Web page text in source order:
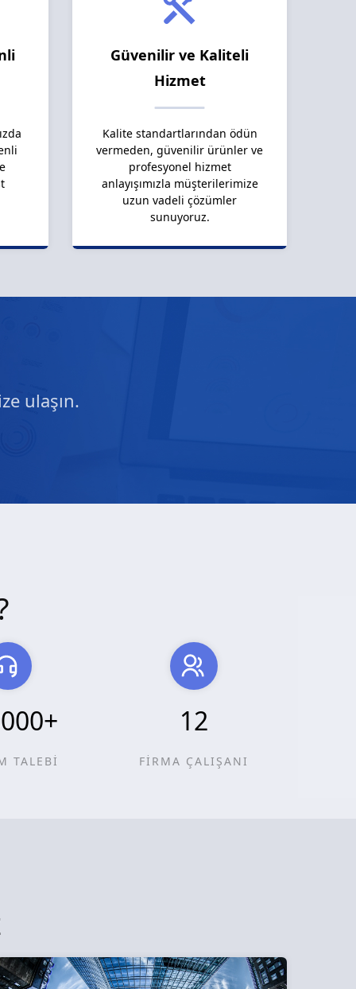
Güvenilir ve Kaliteli
Hizmet
Kalite standartlarından ödün
vermeden, güvenilir ürünler ve
profesyonel hizmet
anlayışımızla müşterilerimize
uzun vadeli çözümler
sunuyoruz.
ulaşın.
+
TALEBİ
12
FİRMA ÇALIŞANI